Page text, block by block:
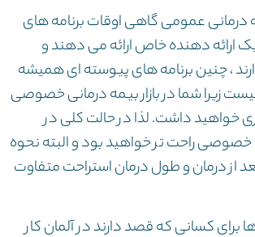
عمومی گاهی اوقات برنامه های
یک ارائه دهنده خاص ارائه می دهند و
، چنین برنامه های پیوسته ای همیشه
زیرا شما در بازار بیمه درمانی خصوصی
خواهید داشت. لذا در حالت کلی در
راحت تر خواهید بود و البته نحوه
از درمان و طول درمان استراحت متفاوت
برای کسانی که قصد دارند در آلمان کار